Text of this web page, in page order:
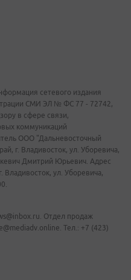
сетевого издания
СМИ ЭЛ № ФС 77 - 72742,
в сфере связи,
коммуникаций
ООО "Дальневосточный
г. Владивосток, ул. Уборевича,
Дмитрий Юрьевич. Адрес
Владивосток, ул. Уборевича,
Отдел продаж
Тел.: +7 (423)